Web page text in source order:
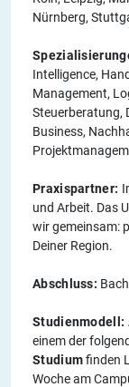
Nürnberg,
Intelligence,
Management,
Steuerberatung,
Business,
Praxispartner:
und Arbeit. Das
wir gemeinsam:
Deiner Region.
Abschluss:
Studienmodell:
einem der
Studiumfinden
Woche am